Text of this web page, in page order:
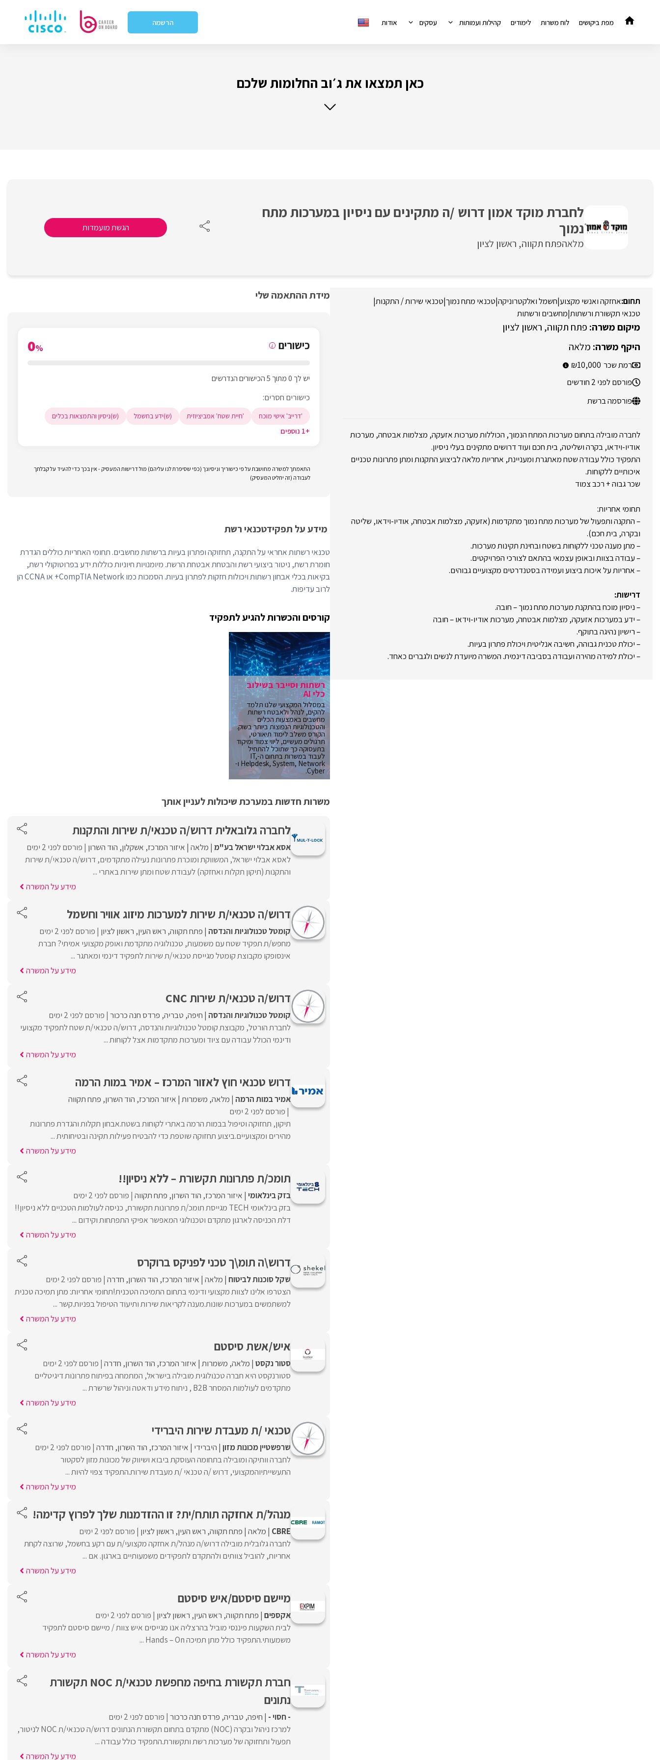
מפת ביקושים לוח משרות לימודים קהילות ועמותות עסקים אודות הרשמה
כאן תמצאו את ג׳וב החלומות שלכם
לחברת מוקד אמון דרוש /ה מתקינים עם ניסיון במערכות מתח
נמוך
מלאהפתח תקווה ראשון לציון
הגשת מועמדות
אחזקה ואנשי מקצוע|חשמל ואלקטרוניקה|טכנאי מתח נמוך|טכנאי שירות / התקנות|
טכנאי תקשורת ורשתות|מחשבים ורשתות
פתח תקווה ראשון לציון
מלאה
רמת שכר 10,000
פורסם לפני 2 חודשים
פורסמה ברשת
לחברה מובילה בתחום מערכות המתח הנמוך, הכוללות מערכות אזעקה, מצלמות אבטחה, מערכות
אודיו-וידאו, בקרה ושליטה, בית חכם ועוד דרושים מתקינים בעלי ניסיון.
התפקיד כולל עבודה שטח מאתגרת ומעניינת, אחריות מלאה לביצוע התקנות ומתן פתרונות טכניים
איכותיים ללקוחות.
שכר גבוה + רכב צמוד
תחומי אחריות:
– התקנה ותפעול של מערכות מתח נמוך מתקדמות (אזעקה, מצלמות אבטחה, אודיו-וידאו, שליטה
ובקרה, בית חכם).
– מתן מענה טכני ללקוחות בשטח ובחינת תקינות מערכות.
– עבודה בצוות ובאופן עצמאי בהתאם לצורכי הפרויקטים.
– אחריות על איכות ביצוע ועמידה בסטנדרטים מקצועיים גבוהים.
דרישות:
– ניסיון מוכח בהתקנת מערכות מתח נמוך – חובה.
– ידע במערכות אזעקה, מצלמות אבטחה, מערכות אודיו-וידאו – חובה
– רישיון נהיגה בתוקף.
– יכולת טכנית גבוהה, חשיבה אנליטית ויכולת פתרון בעיות.
– יכולת למידה מהירה ועבודה בסביבה דינמית. המשרה מיועדת לנשים ולגברים כאחד.
מידת ההתאמה שלי
כישורים i
0%
יש לך 0 מתוך 5 הכישורים הנדרשים
כישורים חסרים:
'דרייב' אישי מוכח 'חיית שטח' אמביציוזית (ש)ידע בחשמל (ש)ניסיון והתמצאות בכלים
+1 נוספים
התאמתך למשרה מחושבת על פי כישוריך וניסיונך (כפי שסיפרת לנו עליהם) מול דרישות המעסיק - אין בכך כדי להעיד על קבלתך
לעבודה (זה יחליט המעסיק)
מידע על תפקידטכנאי רשת
טכנאי רשתות אחראי על התקנה, תחזוקה ופתרון בעיות ברשתות מחשבים. תחומי האחריות כוללים הגדרת
חומרת רשת, ניטור ביצועי רשת והבטחת אבטחת הרשת. מיומנויות חיוניות כוללות ידע בפרוטוקולי רשת,
בקיאות בכלי אבחון רשתות ויכולות חזקות לפתרון בעיות. הסמכות כמו CompTIA Network+ או CCNA הן
לרוב עדיפות.
קורסים והכשרות להגיע לתפקיד
רשתות וסייבר בשילוב
כלי AI
במסלול המקצועי שלנו תלמד
להקים, לנהל ולאבטח רשתות
מחשבים באמצעות הכלים
והטכנולוגיות הנפוצות ביותר בשוק.
הקורס משלב לימוד תיאורטי,
תרגולים מעשיים, ליווי צמוד ומיקוד
בתעסוקה כך שתוכל להתחיל
לעבוד במשרות בתחום ה-IT,
Helpdesk, System, Network ו-
Cyber.
משרות חדשות במערכת שיכולות לעניין אותך
לחברה גלובאלית דרוש/ה טכנאי/ת שירות והתקנות
אסא אבלוי ישראל בע"מ מלאה איזור המרכז אשקלון הוד השרון פורסם לפני 2 ימים
לאסא אבלוי ישראל, המשווקת ומוכרת פתרונות נעילה מתקדמים, דרוש/ה טכנאי/ת שירות
והתקנות (תיקון תקלות ואחזקה) לעבודת שטח ומתן שירות באתרי ...
מידע על המשרה
דרוש/ה טכנאי/ת שירות למערכות מיזוג אוויר וחשמל
קומטל טכנולוגיות והנדסה פתח תקווה ראש העין ראשון לציון פורסם לפני 2 ימים
מחפש/ת תפקיד שטח עם משמעות, טכנולוגיה מתקדמת ואופק מקצועי אמיתי? חברת
אינסופקו מקבוצת קומטל מגייסת טכנאי/ת שירות לתפקיד דינמי ומאתגר ...
מידע על המשרה
דרוש/ה טכנאי/ת שירות CNC
קומטל טכנולוגיות והנדסה חיפה טבריה פרדס חנה כרכור פורסם לפני 2 ימים
לחברת הורטל, מקבוצת קומטל טכנולוגיות והנדסה, דרוש/ה טכנאי/ת שטח לתפקיד מקצועי
ודינמי הכולל עבודה עם ציוד ומערכות מתקדמות אצל לקוחות ...
מידע על המשרה
דרוש טכנאי חוץ לאזור המרכז – אמיר במות הרמה
אמיר במות הרמה מלאה משמרות איזור המרכז הוד השרון פתח תקווה
פורסם לפני 2 ימים
תיקון, תחזוקה וטיפול בבמות הרמה באתרי לקוחות בשטח.אבחון תקלות והגדרת פתרונות
מהירים ומקצועיים.ביצוע תחזוקה שוטפת כדי להבטיח פעילות תקינה ובטיחותית ...
מידע על המשרה
תומכ/ת פתרונות תקשורת – ללא ניסיון!!
בזק בינלאומי איזור המרכז הוד השרון פתח תקווה פורסם לפני 2 ימים
בזק בינלאומי TECH מגייסת תומכ/ת פתרונות תקשורת, כניסה לעולמות הטכניים ללא ניסיון!!
דלת הכניסה לארגון מתקדם וטכנולוגי המאפשר אפיקי התפתחות וקידום ...
מידע על המשרה
דרוש\ה תומ\ך טכני לפניקס ברוקרס
שקל סוכנות לביטוח מלאה איזור המרכז הוד השרון חדרה פורסם לפני 2 ימים
הצטרפו אלינו לצוות מקצועי ודינמי בתחום התמיכה הטכנית!תחומי אחריות: מתן תמיכה טכנית
למשתמשים במערכות שונות.מענה לקריאות שירות ותיעוד הטיפול בפניות.קשר ...
מידע על המשרה
איש/אשת סיסטם
סטור נקסט מלאה משמרות איזור המרכז הוד השרון חדרה פורסם לפני 2 ימים
סטורנקסט היא חברה טכנולוגית מובילה בישראל, המתמחה בפיתוח פתרונות דיגיטליים
מתקדמים לעולמות המסחר B2B , ניתוח מידע ודאטה וניהול שרשרת ...
מידע על המשרה
טכנאי /ת מעבדת שירות היברידי
שרפשטיין מכונות מזון היברידי איזור המרכז הוד השרון חדרה פורסם לפני 2 ימים
לחברה וותיקה ומובילה בתחומה העוסקת ביבוא ושיווק של מכונות מזון לסקטור
התעשייתיוהמקצועי, דרוש /ה טכנאי /ת מעבדת שירות.התפקיד צפוי להיות ...
מידע על המשרה
מנהל/ת אחזקה תותח/ית? זו ההזדמנות שלך לפרוץ קדימה!
CBRE מלאה פתח תקווה ראש העין ראשון לציון פורסם לפני 2 ימים
לחברה גלובלית מובילה דרוש/ה מנהל/ת אחזקה מקצועי/ת עם רקע בחשמל, שרוצה לקחת
אחריות, להוביל צוותים ולהתקדם לתפקידים משמעותיים בארגון. אם ...
מידע על המשרה
מיישם סיסטם/איש סיסטם
אקספים פתח תקווה ראש העין ראשון לציון פורסם לפני 2 ימים
לבית השקעות פיננסי מוביל בהרצליה אנו מגייסים איש צוות / מיישם סיסטם לתפקיד
משמעותי.התפקיד כולל מתן תמיכה Hands – On ...
מידע על המשרה
חברת תקשורת בחיפה מחפשת טכנאי/ת NOC תקשורת
נתונים
- חסוי - חיפה טבריה פרדס חנה כרכור פורסם לפני 2 ימים
למרכז ניהול ובקרה (NOC) מתקדם בתחום תקשורת הנתונים דרוש/ה טכנאי/ת NOC לניטור,
תפעול ותחזוקה של מערכות רשת ותקשורת.התפקיד כולל עבודה ...
מידע על המשרה